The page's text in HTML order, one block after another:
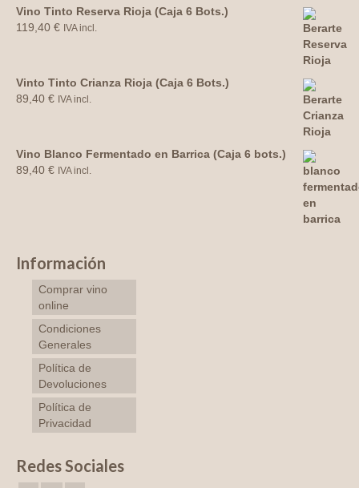
Vino Tinto Reserva Rioja (Caja 6 Bots.)
119,40 € IVA incl.
Vinto Tinto Crianza Rioja (Caja 6 Bots.)
89,40 € IVA incl.
Vino Blanco Fermentado en Barrica (Caja 6 bots.)
89,40 € IVA incl.
Información
Comprar vino
online
Condiciones
Generales
Política de
Devoluciones
Política de
Privacidad
Redes Sociales